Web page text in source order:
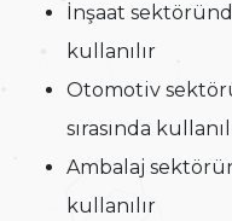
İnşaat
kullanılır
Otomotiv
sırasında
Ambalaj
kullanılır